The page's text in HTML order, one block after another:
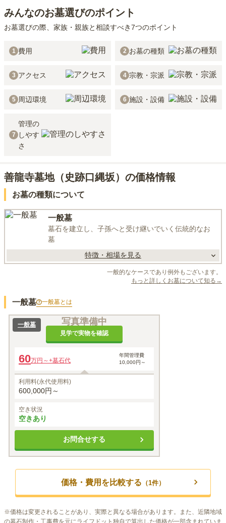
みんなのお墓選びのポイント
お墓選びの際、家族・親族と相談すべき7つのポイント
1 費用 2 お墓の種類
3 アクセス 4 宗教・宗派
5 周辺環境 6 施設・設備
7
管理の
しやす
さ
善龍寺墓地（史跡口縄坂）の価格情報
お墓の種類について
一般墓
墓石を建立し、子孫へと受け継いでいく伝統的なお
墓
特徴・相場を見る
一般的なケースであり例外もございます。
もっと詳しくお墓について知る→
一般墓 一般墓とは
写真準備中
見学で実物を確認
一般墓
60万円～+墓石代
年間管理費
10,000円～
利用料(永代使用料)
600,000円～
空き状況
空きあり
お問合せする
価格・費用を比較する （1件）
※価格は変更されることがあり、実際と異なる場合があります。また、近隣地域